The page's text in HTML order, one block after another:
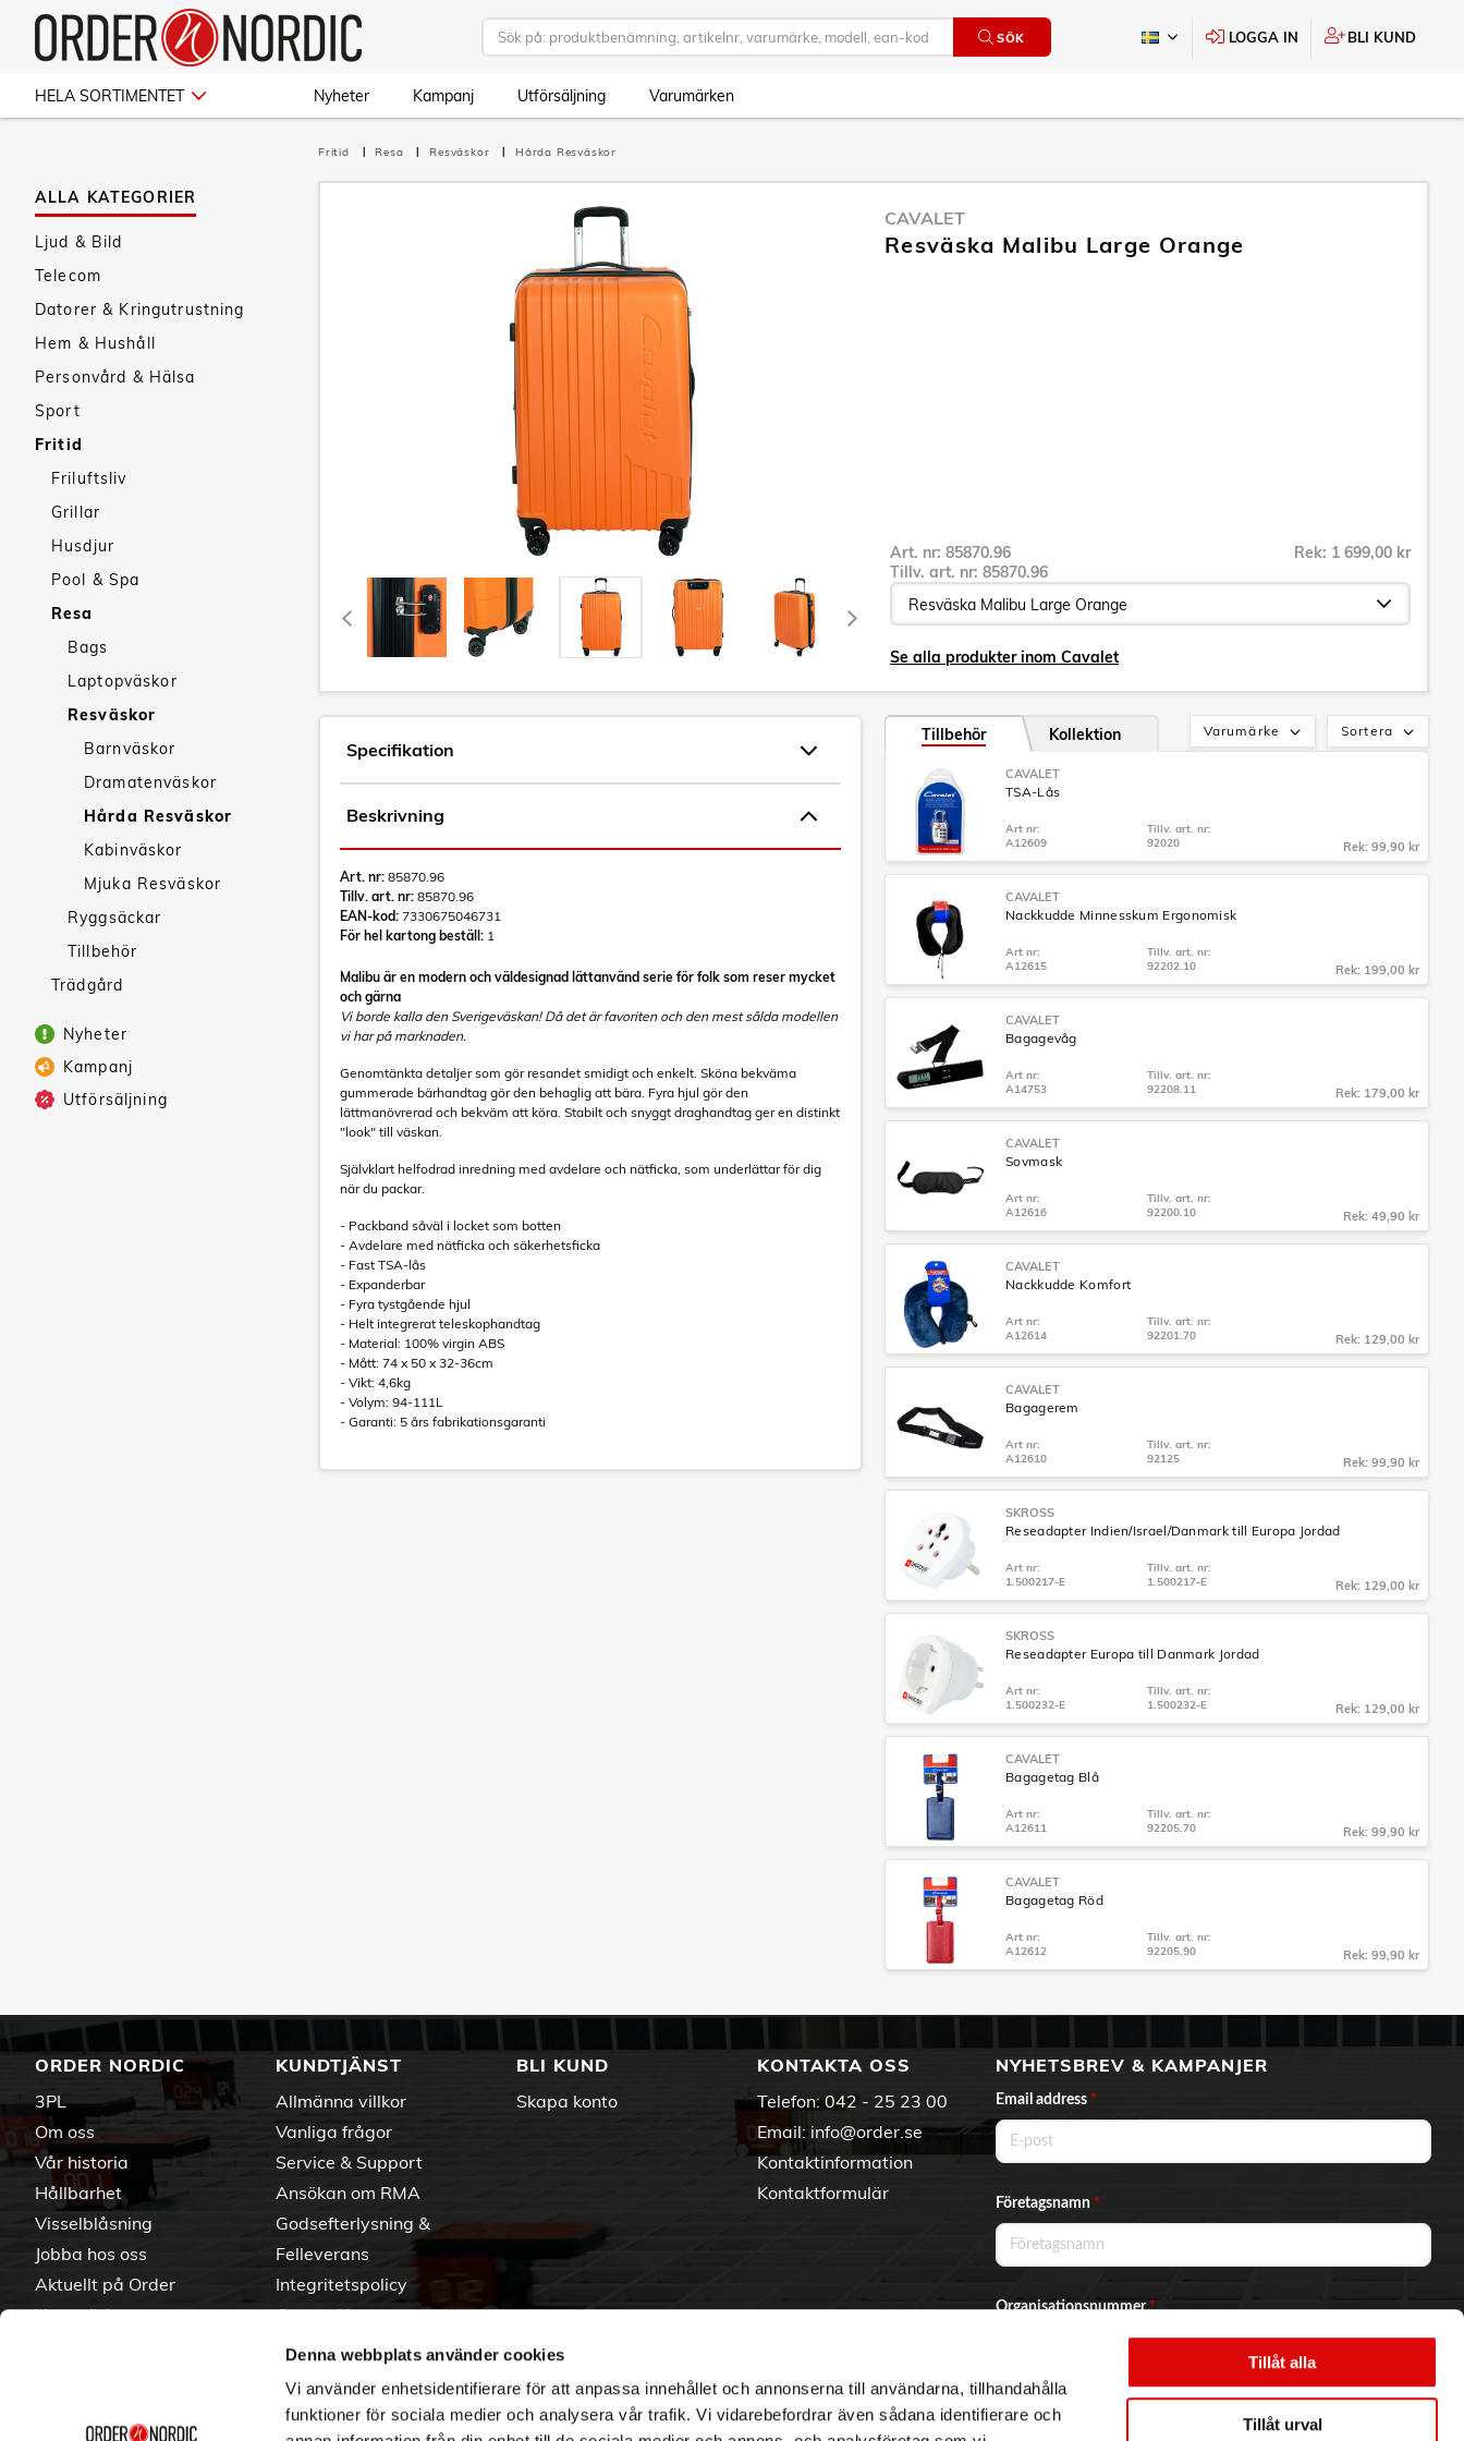
Denna webbplats använder cookies
Vi använder enhetsidentifierare för att anpassa innehållet och annonserna till användarna, tillhandahålla
funktioner för sociala medier och analysera vår trafik. Vi vidarebefordrar även sådana identifierare och
Tillåt alla
Tillåt urval
SÖK LOGGA IN BLI KUND
HELA SORTIMENTET Nyheter Kampanj Utförsäljning Varumärken
ALLA KATEGORIER
Ljud & Bild
Telecom
Datorer & Kringutrustning
Hem & Hushåll
Personvård & Hälsa
Sport
Fritid
Friluftsliv
Grillar
Husdjur
Pool & Spa
Resa
Bags
Laptopväskor
Resväskor
Barnväskor
Dramatenväskor
Hårda Resväskor
Kabinväskor
Mjuka Resväskor
Ryggsäckar
Tillbehör
Trädgård
Nyheter
Kampanj
Utförsäljning
Fritid Resa Resväskor Hårda Resväskor
CAVALET
Resväska Malibu Large Orange
Art. nr: 85870.96
Tillv. art. nr: 85870.96
Rek: 1 699,00 kr
Se alla produkter inom Cavalet
Specifikation
Beskrivning
Art. nr: 85870.96
Tillv. art. nr: 85870.96
EAN-kod: 7330675046731
För hel kartong beställ: 1
Malibu är en modern och väldesignad lättanvänd serie för folk som reser mycket
och gärna
Vi borde kalla den Sverigeväskan! Då det är favoriten och den mest sålda modellen
vi har på marknaden.
Genomtänkta detaljer som gör resandet smidigt och enkelt. Sköna bekväma
gummerade bärhandtag gör den behaglig att bära. Fyra hjul gör den
lättmanövrerad och bekväm att köra. Stabilt och snyggt draghandtag ger en distinkt
"look" till väskan.
Självklart helfodrad inredning med avdelare och nätficka, som underlättar för dig
när du packar.
- Packband såväl i locket som botten
- Avdelare med nätficka och säkerhetsficka
- Fast TSA-lås
- Expanderbar
- Fyra tystgående hjul
- Helt integrerat teleskophandtag
- Material: 100% virgin ABS
- Mått: 74 x 50 x 32-36cm
- Vikt: 4,6kg
- Volym: 94-111L
- Garanti: 5 års fabrikationsgaranti
Sortera
Varumärke
Tillbehör Kollektion
CAVALET
TSA-Lås
Art nr:
A12609
Tillv. art. nr:
92020
Rek: 99,90 kr
CAVALET
Nackkudde Minnesskum Ergonomisk
Art nr:
A12615
Tillv. art. nr:
92202.10
Rek: 199,00 kr
CAVALET
Bagagevåg
Art nr:
A14753
Tillv. art. nr:
92208.11
Rek: 179,00 kr
CAVALET
Sovmask
Art nr:
A12616
Tillv. art. nr:
92200.10
Rek: 49,90 kr
CAVALET
Nackkudde Komfort
Art nr:
A12614
Tillv. art. nr:
92201.70
Rek: 129,00 kr
CAVALET
Bagagerem
Art nr:
A12610
Tillv. art. nr:
92125
Rek: 99,90 kr
SKROSS
Reseadapter Indien/Israel/Danmark till Europa Jordad
Art nr:
1.500217-E
Tillv. art. nr:
1.500217-E
Rek: 129,00 kr
SKROSS
Reseadapter Europa till Danmark Jordad
Art nr:
1.500232-E
Tillv. art. nr:
1.500232-E
Rek: 129,00 kr
CAVALET
Bagagetag Blå
Art nr:
A12611
Tillv. art. nr:
92205.70
Rek: 99,90 kr
CAVALET
Bagagetag Röd
Art nr:
A12612
Tillv. art. nr:
92205.90
Rek: 99,90 kr
ORDER NORDIC
3PL
Om oss
Vår historia
Hållbarhet
Visselblåsning
Jobba hos oss
Aktuellt på Order
Varumärken
KUNDTJÄNST
Allmänna villkor
Vanliga frågor
Service & Support
Ansökan om RMA
Godsefterlysning &
Felleverans
Integritetspolicy
Om cookies
BLI KUND
Skapa konto
KONTAKTA OSS
Telefon: 042 - 25 23 00
Email: info@order.se
Kontaktinformation
Kontaktformulär
NYHETSBREV & KAMPANJER
Email address *
Företagsnamn *
Organisationsnummer*
Ja, jag vill prenumerera på nyhetsbrevet.